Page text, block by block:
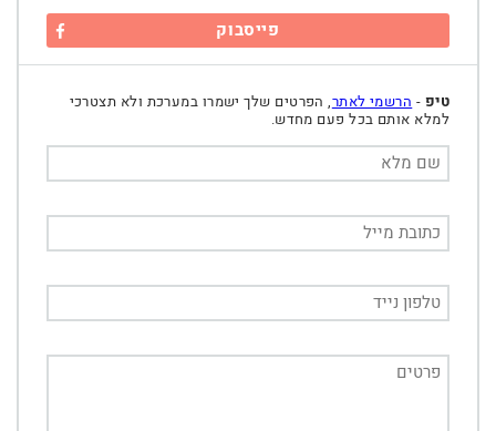
פייסבוק
טיפ - הרשמי לאתר, הפרטים שלך ישמרו במערכת ולא תצטרכי
למלא אותם בכל פעם מחדש.